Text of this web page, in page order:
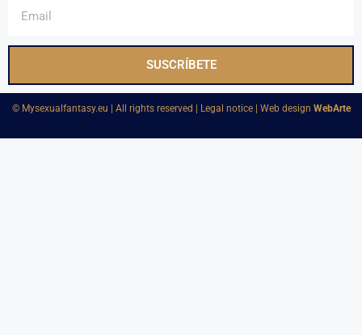
SUSCRÍBETE
©️ Mysexualfantasy.eu | All rights reserved | Legal notice | Web design WebArte